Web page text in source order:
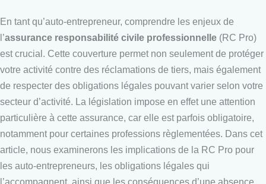
En tant qu’auto-entrepreneur, comprendre les enjeux de
l’assurance responsabilité civile professionnelle (RC Pro)
est crucial. Cette couverture permet non seulement de protéger
votre activité contre des réclamations de tiers, mais également
de respecter des obligations légales pouvant varier selon votre
secteur d’activité. La législation impose en effet une attention
particulière à cette assurance, car elle est parfois obligatoire,
notamment pour certaines professions règlementées. Dans cet
article, nous examinerons les implications de la RC Pro pour
les auto-entrepreneurs, les obligations légales qui